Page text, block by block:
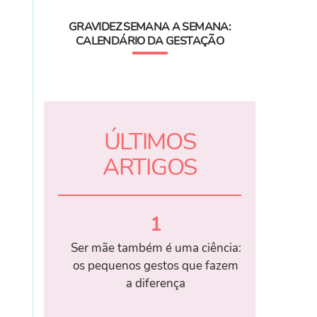
GRAVIDEZ SEMANA A SEMANA:
CALENDÁRIO DA GESTAÇÃO
ÚLTIMOS
ARTIGOS
1
Ser mãe também é uma ciência:
os pequenos gestos que fazem
a diferença